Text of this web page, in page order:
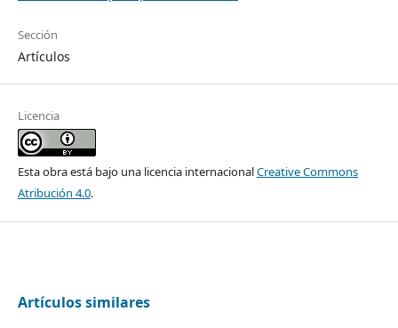
Sección
Artículos
Licencia
Esta obra está bajo una licencia internacionalCreative Commons
Atribución 4.0.
Artículos similares